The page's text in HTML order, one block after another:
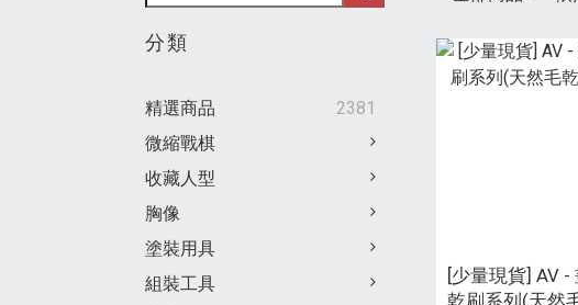
分類
精選商品
2381
微縮戰棋
收藏人型
胸像
塗裝用具
組裝工具
[少量現貨] AV -